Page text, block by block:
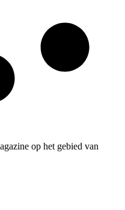
op het gebied van